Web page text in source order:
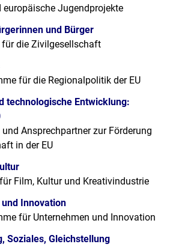
europäische Jugendprojekte
und Bürger
für die Zivilgesellschaft
für die Regionalpolitik der EU
technologische Entwicklung:
Ansprechpartner zur Förderung
in der EU
Film, Kultur und Kreativindustrie
Innovation
für Unternehmen und Innovation
Soziales, Gleichstellung